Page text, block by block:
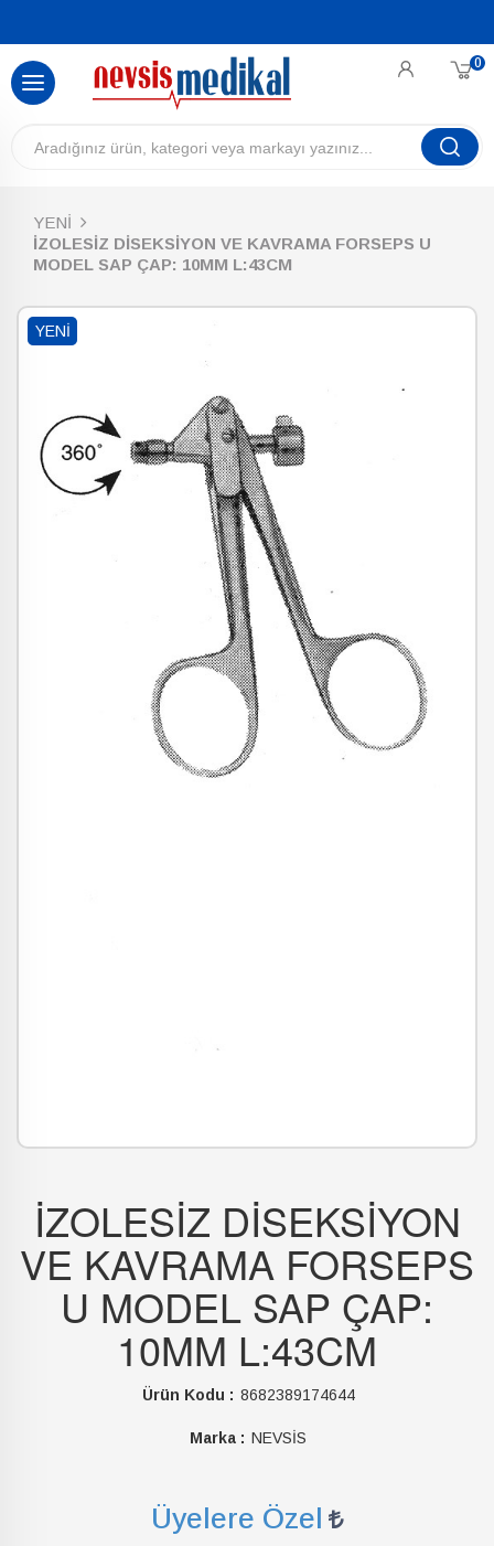
0
YENİ
İZOLESİZ DİSEKSİYON VE KAVRAMA FORSEPS U
MODEL SAP ÇAP: 10MM L:43CM
YENI
İZOLESİZ DİSEKSİYON
VE KAVRAMA FORSEPS
U MODEL SAP ÇAP:
10MM L:43CM
Ürün Kodu : 8682389174644
Marka : NEVSİS
Üyelere Özel